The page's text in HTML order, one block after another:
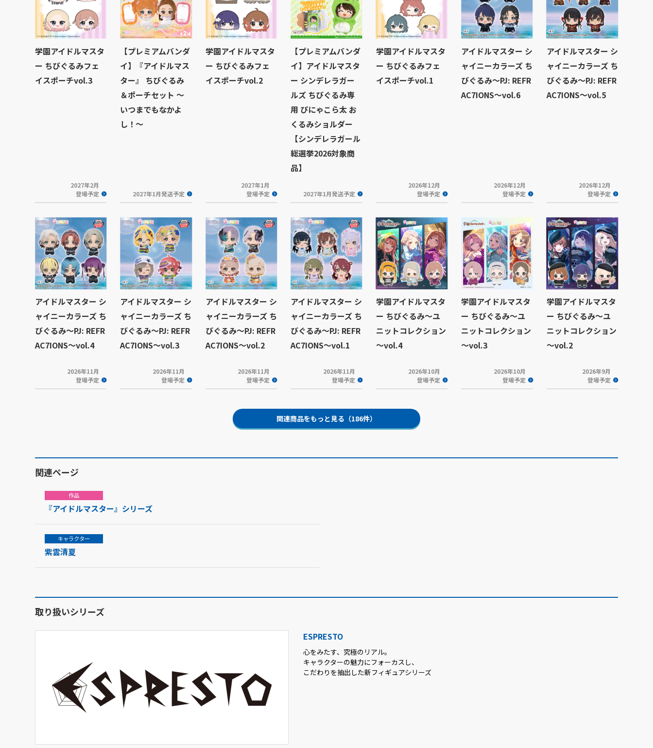
学園アイドルマスタ
ー ちびぐるみフェ
イスポーチvol.3
2027年2月
登場予定
【プレミアムバンダ
イ】『アイドルマス
ター』 ちびぐるみ
＆ポーチセット ～
いつまでもなかよ
し！～
2027年1月発送予定
学園アイドルマスタ
ー ちびぐるみフェ
イスポーチvol.2
2027年1月
登場予定
【プレミアムバンダ
イ】アイドルマスタ
ー シンデレラガー
ルズ ちびぐるみ専
用 ぴにゃこら太 お
くるみショルダー
【シンデレラガール
総選挙2026対象商
品】
2027年1月発送予定
学園アイドルマスタ
ー ちびぐるみフェ
イスポーチvol.1
2026年12月
登場予定
アイドルマスター シ
ャイニーカラーズ ち
びぐるみ～PJ: REFR
AC7IONS～vol.6
2026年12月
登場予定
アイドルマスター シ
ャイニーカラーズ ち
びぐるみ～PJ: REFR
AC7IONS～vol.5
2026年12月
登場予定
アイドルマスター シ
ャイニーカラーズ ち
びぐるみ～PJ: REFR
AC7IONS～vol.4
2026年11月
登場予定
アイドルマスター シ
ャイニーカラーズ ち
びぐるみ～PJ: REFR
AC7IONS～vol.3
2026年11月
登場予定
アイドルマスター シ
ャイニーカラーズ ち
びぐるみ～PJ: REFR
AC7IONS～vol.2
2026年11月
登場予定
アイドルマスター シ
ャイニーカラーズ ち
びぐるみ～PJ: REFR
AC7IONS～vol.1
2026年11月
登場予定
学園アイドルマスタ
ー ちびぐるみ～ユ
ニットコレクション
～vol.4
2026年10月
登場予定
学園アイドルマスタ
ー ちびぐるみ～ユ
ニットコレクション
～vol.3
2026年10月
登場予定
学園アイドルマスタ
ー ちびぐるみ～ユ
ニットコレクション
～vol.2
2026年9月
登場予定
関連商品をもっと見る（186件）
関連ページ
作品
『アイドルマスター』シリーズ
キャラクター
紫雲清夏
取り扱いシリーズ
ESPRESTO
心をみたす、究極のリアル。
キャラクターの魅力にフォーカスし、
こだわりを抽出した新フィギュアシリーズ